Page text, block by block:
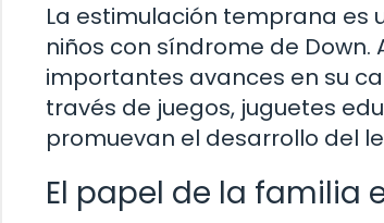
La estimulación temprana es
niños con síndrome de
importantes avances en su
través de juegos, juguetes
promuevan el desarrollo del
El papel de la familia